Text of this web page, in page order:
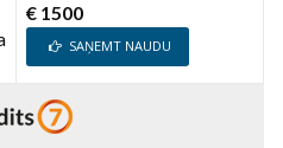
€ 1500
SAŅEMT NAUDU